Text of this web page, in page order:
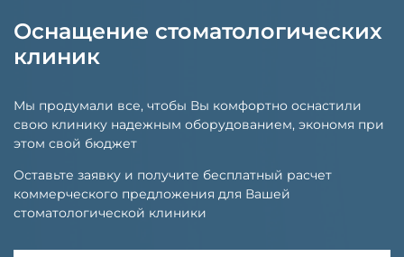
Оснащение стоматологических
клиник
Мы продумали все, чтобы Вы комфортно оснастили
свою клинику надежным оборудованием, экономя при
этом свой бюджет
Оставьте заявку и получите бесплатный расчет
коммерческого предложения для Вашей
стоматологической клиники